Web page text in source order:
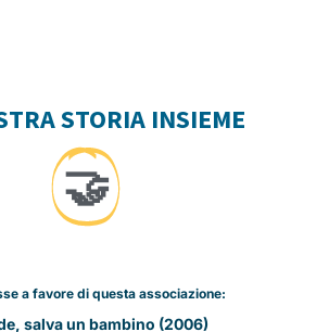
STORIA INSIEME
🤝
a favore di questa associazione:
salva un bambino (2006)